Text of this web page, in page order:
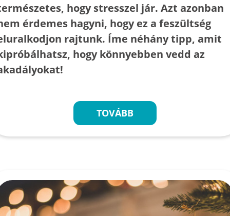
hogy stresszel jár. Azt azonban
érdemes hagyni, hogy ez a feszültség
rajtunk. Íme néhány tipp, amit
hogy könnyebben vedd az
TOVÁBB